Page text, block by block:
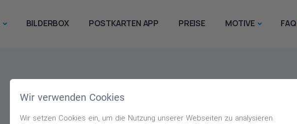
BILDERBOX POSTKARTEN APP PREISE MOTIVE FAQ
Wir verwenden Cookies
Wir setzen Cookies ein, um die Nutzung unserer Webseiten zu analysieren.